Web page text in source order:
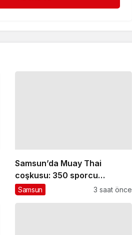
Samsun’da Muay Thai
coşkusu: 350 sporcu
mücadele ediyor
Samsun 3 saat önce